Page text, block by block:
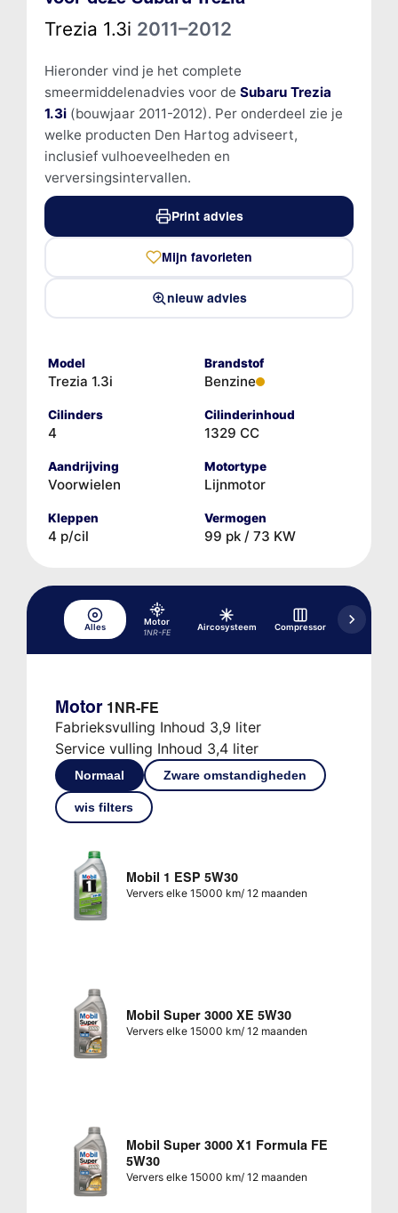
Trezia 1.3i 2011–2012
Hieronder vind je het complete
smeermiddelenadvies voor de Subaru Trezia
1.3i(bouwjaar 2011-2012). Per onderdeel zie je
welke producten Den Hartog adviseert,
inclusief vulhoeveelheden en
verversingsintervallen.
Print advies
Mijn favorieten
nieuw advies
Model
Trezia 1.3i
Brandstof
Benzine
Cilinders
4
Cilinderinhoud
1329 CC
Aandrijving
Voorwielen
Motortype
Lijnmotor
Kleppen
4 p/cil
Vermogen
99 pk / 73 KW
Alles
Motor
1NR-FE
Aircosysteem Compressor
Motor 1NR-FE
Fabrieksvulling Inhoud 3,9 liter
Service vulling Inhoud 3,4 liter
Normaal Zware omstandigheden
wis filters
Mobil 1 ESP 5W30
Ververs elke 15000 km/ 12 maanden
Mobil Super 3000 XE 5W30
Ververs elke 15000 km/ 12 maanden
Mobil Super 3000 X1 Formula FE
5W30
Ververs elke 15000 km/ 12 maanden